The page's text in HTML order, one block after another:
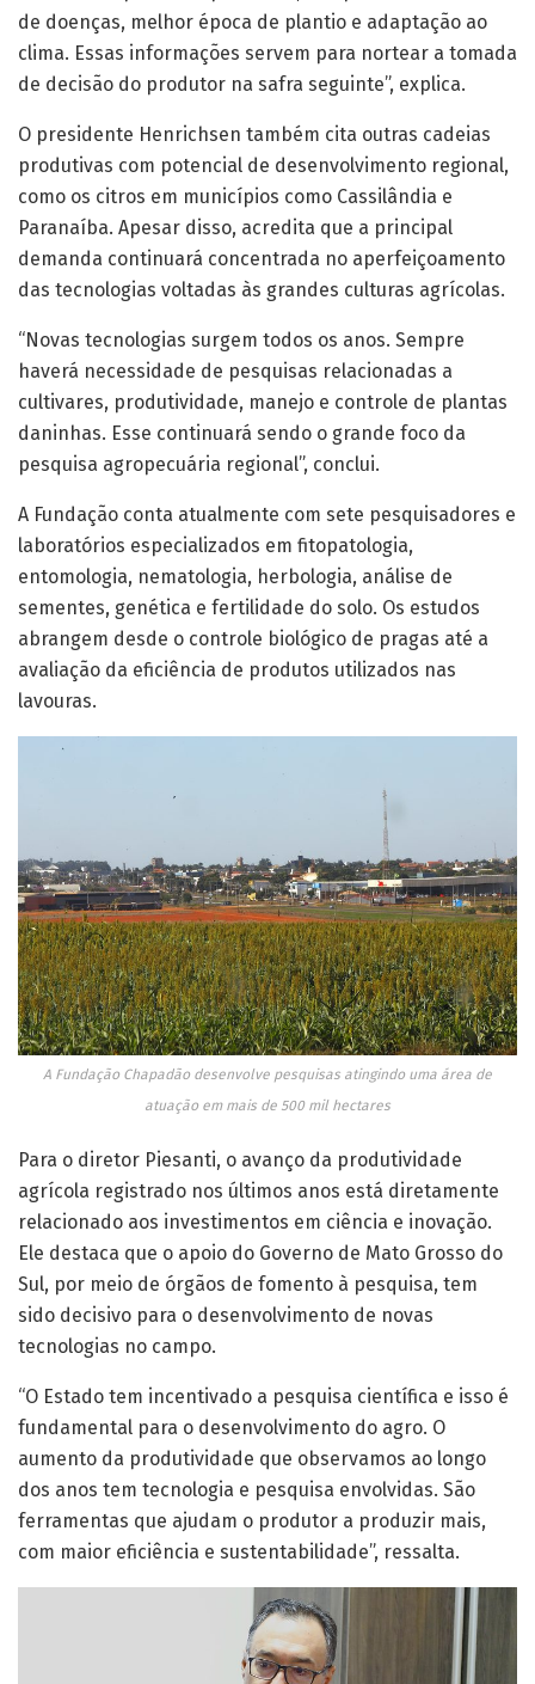
de doenças, melhor época de plantio e adaptação ao
clima. Essas informações servem para nortear a tomada
de decisão do produtor na safra seguinte”, explica.
O presidente Henrichsen também cita outras cadeias
produtivas com potencial de desenvolvimento regional,
como os citros em municípios como Cassilândia e
Paranaíba. Apesar disso, acredita que a principal
demanda continuará concentrada no aperfeiçoamento
das tecnologias voltadas às grandes culturas agrícolas.
“Novas tecnologias surgem todos os anos. Sempre
haverá necessidade de pesquisas relacionadas a
cultivares, produtividade, manejo e controle de plantas
daninhas. Esse continuará sendo o grande foco da
pesquisa agropecuária regional”, conclui.
A Fundação conta atualmente com sete pesquisadores e
laboratórios especializados em fitopatologia,
entomologia, nematologia, herbologia, análise de
sementes, genética e fertilidade do solo. Os estudos
abrangem desde o controle biológico de pragas até a
avaliação da eficiência de produtos utilizados nas
lavouras.
A Fundação Chapadão desenvolve pesquisas atingindo uma área de
atuação em mais de 500 mil hectares
Para o diretor Piesanti, o avanço da produtividade
agrícola registrado nos últimos anos está diretamente
relacionado aos investimentos em ciência e inovação.
Ele destaca que o apoio do Governo de Mato Grosso do
Sul, por meio de órgãos de fomento à pesquisa, tem
sido decisivo para o desenvolvimento de novas
tecnologias no campo.
“O Estado tem incentivado a pesquisa científica e isso é
fundamental para o desenvolvimento do agro. O
aumento da produtividade que observamos ao longo
dos anos tem tecnologia e pesquisa envolvidas. São
ferramentas que ajudam o produtor a produzir mais,
com maior eficiência e sustentabilidade”, ressalta.